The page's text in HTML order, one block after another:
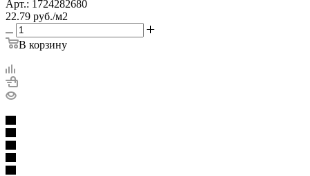
Арт.: 1724282680
22.79 руб./м2
В корзину